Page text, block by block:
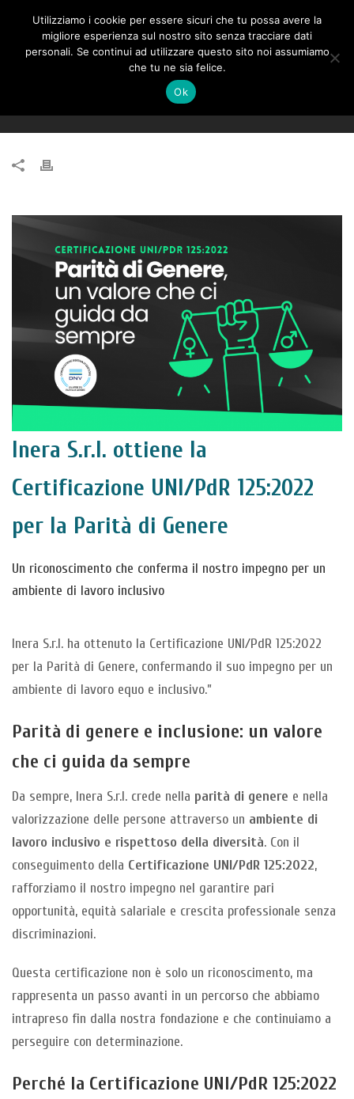
CERTIFICAZIONE UNI/PDR 125:2022 PER LA
Inera S.r.l. ottiene la
Certificazione UNI/PdR 125:2022
per la Parità di Genere
Un riconoscimento che conferma il nostro impegno per un
ambiente di lavoro inclusivo
Inera S.r.l. ha ottenuto la Certificazione UNI/PdR 125:2022
per la Parità di Genere, confermando il suo impegno per un
ambiente di lavoro equo e inclusivo.”
Parità di genere e inclusione: un valore
che ci guida da sempre
Da sempre, Inera S.r.l. crede nella parità di genere e nella
valorizzazione delle persone attraverso un ambiente di
lavoro inclusivo e rispettoso della diversità. Con il
conseguimento della Certificazione UNI/PdR 125:2022,
rafforziamo il nostro impegno nel garantire pari
opportunità, equità salariale e crescita professionale senza
discriminazioni.
Questa certificazione non è solo un riconoscimento, ma
rappresenta un passo avanti in un percorso che abbiamo
intrapreso fin dalla nostra fondazione e che continuiamo a
perseguire con determinazione.
Perché la Certificazione UNI/PdR 125:2022
Utilizziamo i cookie per essere sicuri che tu possa avere la
migliore esperienza sul nostro sito senza tracciare dati
personali. Se continui ad utilizzare questo sito noi assumiamo
che tu ne sia felice.
Ok